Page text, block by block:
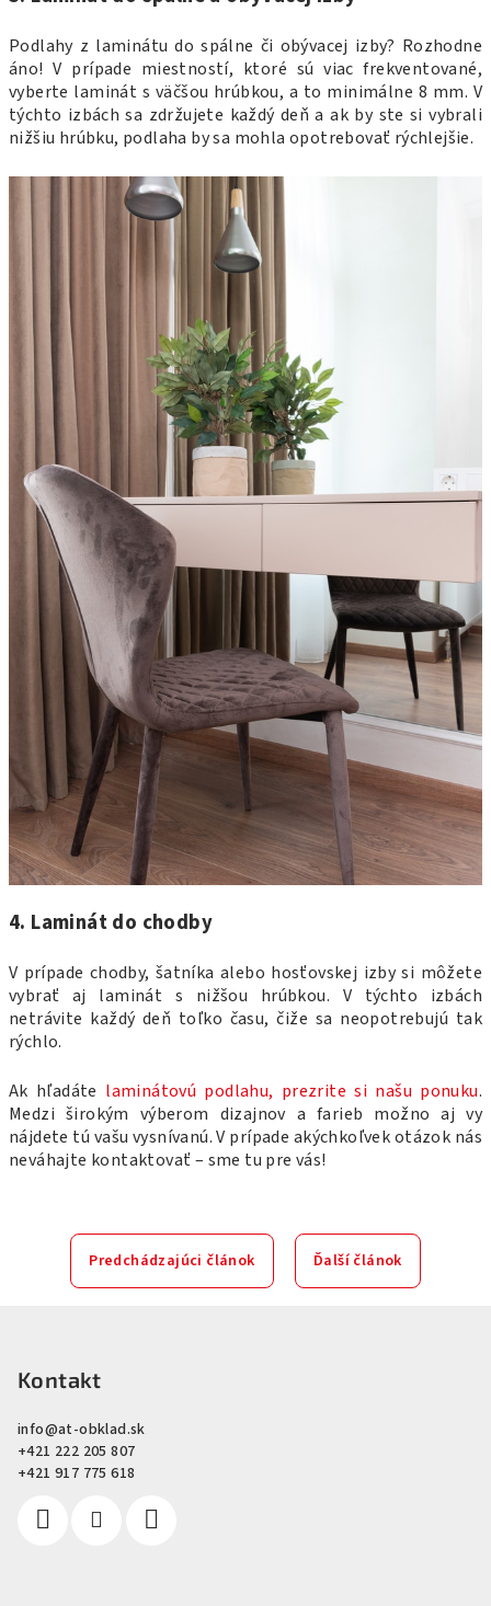
Podlahy z laminátu do spálne či obývacej izby? Rozhodne
áno! V prípade miestností, ktoré sú viac frekventované,
vyberte laminát s väčšou hrúbkou, a to minimálne 8 mm. V
týchto izbách sa zdržujete každý deň a ak by ste si vybrali
nižšiu hrúbku, podlaha by sa mohla opotrebovať rýchlejšie.
4. Laminát do chodby
V prípade chodby, šatníka alebo hosťovskej izby si môžete
vybrať aj laminát s nižšou hrúbkou. V týchto izbách
netrávite každý deň toľko času, čiže sa neopotrebujú tak
rýchlo.
Ak hľadáte laminátovú podlahu, prezrite si našu ponuku.
Medzi širokým výberom dizajnov a farieb možno aj vy
nájdete tú vašu vysnívanú. V prípade akýchkoľvek otázok nás
neváhajte kontaktovať – sme tu pre vás!
Predchádzajúci článok Ďalší článok
Kontakt
info@at-obklad.sk
+421 222 205 807
+421 917 775 618